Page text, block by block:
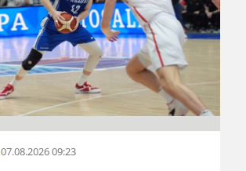
07.08.2026 09:23